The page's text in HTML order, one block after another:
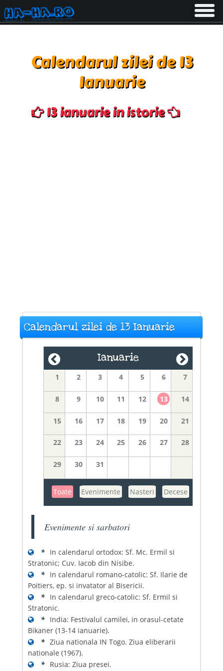
Toggle
Calendarul zilei de 13
Ianuarie
13 ianuarie in istorie
Calendarul zilei de 13 Ianuarie
Ianuarie
1 2 3 4 5 6 7
8 9 10 11 12 13 14
15 16 17 18 19 20 21
22 23 24 25 26 27 28
29 30 31
Toate Evenimente Nasteri Decese
Evenimente si sarbatori
* In calendarul ortodox: Sf. Mc. Ermil si
Stratonic; Cuv. Iacob din Nisibe.
* In calendarul romano-catolic: Sf. Ilarie de
Poitiers, ep. si invatator al Bisericii.
* In calendarul greco-catolic: Sf. Ermil si
Stratonic.
* India: Festivalul camilei, in orasul-cetate
Bikaner (13-14 ianuarie).
* Ziua nationala IN Togo. Ziua eliberarii
nationale (1967).
* Rusia: Ziua presei.